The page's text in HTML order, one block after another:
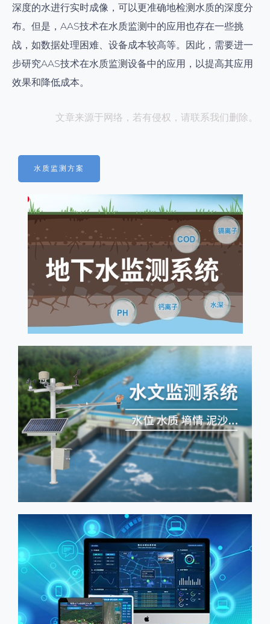
深度的水进行实时成像，可以更准确地检测水质的深度分
布。但是，AAS技术在水质监测中的应用也存在一些挑
战，如数据处理困难、设备成本较高等。因此，需要进一
步研究AAS技术在水质监测设备中的应用，以提高其应用
效果和降低成本。
文章来源于网络，若有侵权，请联系我们删除。
水质监测方案